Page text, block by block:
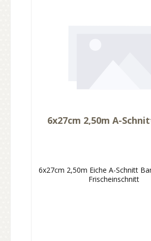
6x27cm 2,50m A-
6x27cm 2,50m Eiche A-Schnitt
Frischeinschnitt